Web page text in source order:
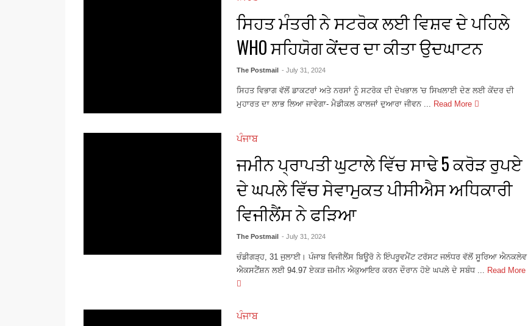
ਸਿਹਤ ਮੰਤਰੀ ਨੇ ਸਟਰੋਕ ਲਈ ਵਿਸ਼ਵ ਦੇ ਪਹਿਲੇ
WHO ਸਹਿਯੋਗ ਕੇਂਦਰ ਦਾ ਕੀਤਾ ਉਦਘਾਟਨ
The Postmail - July 31, 2024
ਸਿਹਤ ਵਿਭਾਗ ਵੱਲੋਂ ਡਾਕਟਰਾਂ ਅਤੇ ਨਰਸਾਂ ਨੂੰ ਸਟਰੋਕ ਦੀ ਦੇਖਭਾਲ 'ਚ ਸਿਖਲਾਈ ਦੇਣ ਲਈ ਕੇਂਦਰ ਦੀ
ਮੁਹਾਰਤ ਦਾ ਲਾਭ ਲਿਆ ਜਾਵੇਗਾ- ਮੈਡੀਕਲ ਕਾਲਜਾਂ ਦੁਆਰਾ ਜੀਵਨ ... Read More
ਪੰਜਾਬ
ਜਮੀਨ ਪ੍ਰਾਪਤੀ ਘੁਟਾਲੇ ਵਿੱਚ ਸਾਢੇ 5 ਕਰੋੜ ਰੁਪਏ
ਦੇ ਘਪਲੇ ਵਿੱਚ ਸੇਵਾਮੁਕਤ ਪੀਸੀਐਸ ਅਧਿਕਾਰੀ
ਵਿਜੀਲੈਂਸ ਨੇ ਫੜਿਆ
The Postmail - July 31, 2024
ਚੰਡੀਗੜ੍ਹ, 31 ਜੁਲਾਈ। ਪੰਜਾਬ ਵਿਜੀਲੈਂਸ ਬਿਊਰੋ ਨੇ ਇੰਪਰੂਵਮੈਂਟ ਟਰੱਸਟ ਜਲੰਧਰ ਵੱਲੋਂ ਸੂਰਿਆ ਐਨਕਲੇਵ
ਐਕਸਟੈਂਸ਼ਨ ਲਈ 94.97 ਏਕੜ ਜ਼ਮੀਨ ਐਕੁਆਇਰ ਕਰਨ ਦੌਰਾਨ ਹੋਏ ਘਪਲੇ ਦੇ ਸਬੰਧ ...
Read More
ਪੰਜਾਬ